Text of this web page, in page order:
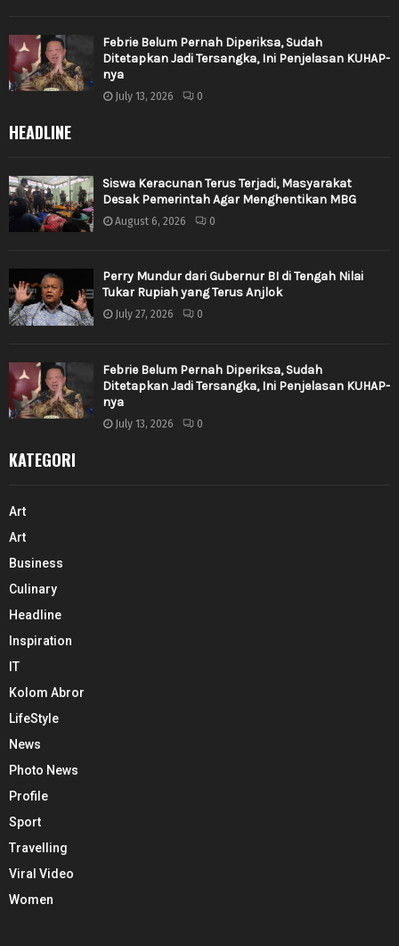
Febrie Belum Pernah Diperiksa, Sudah
Ditetapkan Jadi Tersangka, Ini Penjelasan KUHAP-
nya
July 13, 2026 0
HEADLINE
Siswa Keracunan Terus Terjadi, Masyarakat
Desak Pemerintah Agar Menghentikan MBG
August 6, 2026 0
Perry Mundur dari Gubernur BI di Tengah Nilai
Tukar Rupiah yang Terus Anjlok
July 27, 2026 0
Febrie Belum Pernah Diperiksa, Sudah
Ditetapkan Jadi Tersangka, Ini Penjelasan KUHAP-
nya
July 13, 2026 0
KATEGORI
Art
Art
Business
Culinary
Headline
Inspiration
IT
Kolom Abror
LifeStyle
News
Photo News
Profile
Sport
Travelling
Viral Video
Women